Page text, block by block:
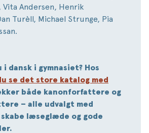
Vita Andersen, Henrik
Turèll, Michael Strunge, Pia
i dansk i gymnasiet? Hos
se det store katalog med
både kanonforfattere og
– alle udvalgt med
læseglæde og gode